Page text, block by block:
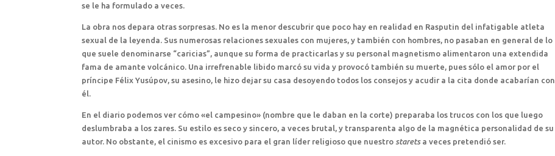
se le ha formulado a veces.
La obra nos depara otras sorpresas. No es la menor descubrir que poco hay en realidad en Rasputin del infatigable atleta
sexual de la leyenda. Sus numerosas relaciones sexuales con mujeres, y también con hombres, no pasaban en general de lo
que suele denominarse “caricias”, aunque su forma de practicarlas y su personal magnetismo alimentaron una extendida
fama de amante volcánico. Una irrefrenable libido marcó su vida y provocó también su muerte, pues sólo el amor por el
príncipe Félix Yusúpov, su asesino, le hizo dejar su casa desoyendo todos los consejos y acudir a la cita donde acabarían con
él.
En el diario podemos ver cómo «el campesino» (nombre que le daban en la corte) preparaba los trucos con los que luego
deslumbraba a los zares. Su estilo es seco y sincero, a veces brutal, y transparenta algo de la magnética personalidad de su
autor. No obstante, el cinismo es excesivo para el gran líder religioso que nuestro staretsa veces pretendió ser.